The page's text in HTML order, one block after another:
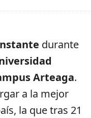
durante
Arteaga.
a la mejor
la que tras 21